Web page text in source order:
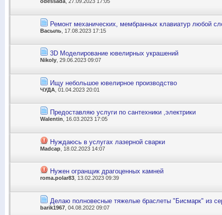
Ремонт механических, мембранных клавиатур любой
Васыль , 17.08.2023 17:15
3D Моделирование ювелирных украшений
Nikoly , 29.06.2023 09:07
Ищу небольшое ювелирное производство
ЧУДА , 01.04.2023 20:01
Предоставляю услуги по сантехники ,электрики
Walentin , 16.03.2023 17:05
Нуждаюсь в услугах лазерной сварки
Madcap , 18.02.2023 14:07
Нужен огранщик драгоценных камней
roma.polar83 , 13.02.2023 09:39
Делаю полновесные тяжелые браслеты "Бисмарк" из
barik1967 , 04.08.2022 09:07